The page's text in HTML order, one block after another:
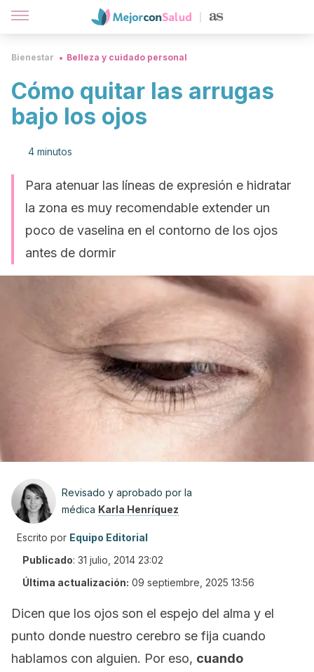
Bienestar Belleza y cuidado personal
Cómo quitar las arrugas
bajo los ojos
4 minutos
Para atenuar las líneas de expresión e hidratar
la zona es muy recomendable extender un
poco de vaselina en el contorno de los ojos
antes de dormir
Revisado y aprobado por la
médica Karla Henríquez
Escrito por Equipo Editorial
Publicado: 31 julio, 2014 23:02
Última actualización: 09 septiembre, 2025 13:56
Dicen que los ojos son el espejo del alma y el
punto donde nuestro cerebro se fija cuando
hablamos con alguien. Por eso, cuando